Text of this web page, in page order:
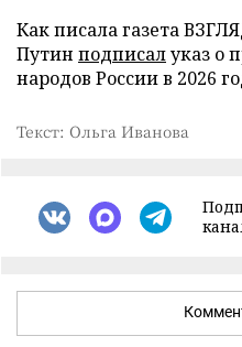
Как писала газета
Путин подписалуказ о
народов России в 2026
Текст: Ольга Иванова